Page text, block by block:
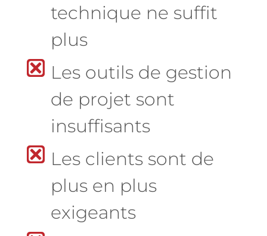
technique ne suffit
plus
Les outils de gestion
de projet sont
insuffisants
Les clients sont de
plus en plus
exigeants